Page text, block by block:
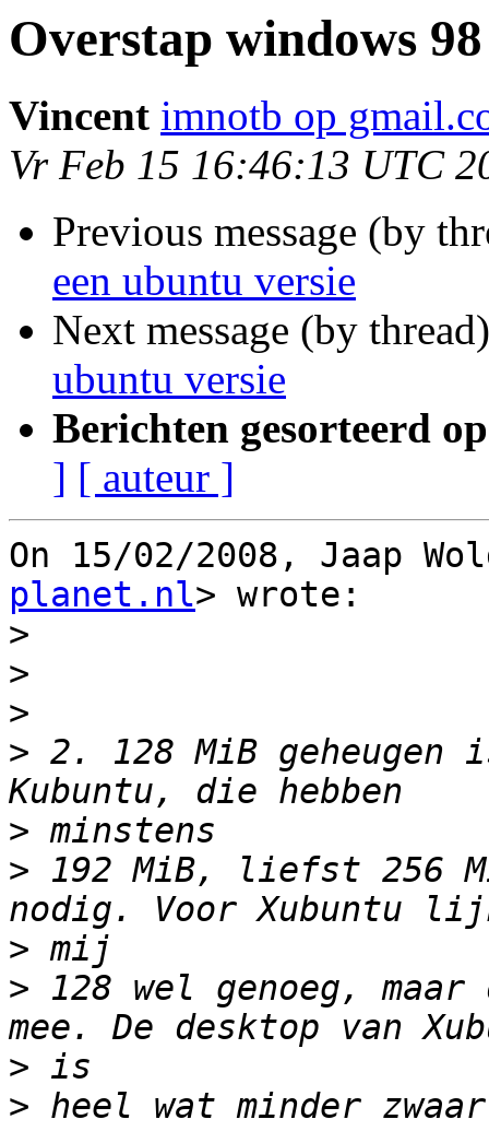
Overstap windows
Vincent imnotb op
Vr Feb 15 16:46:13 UTC
Previous message (by
een ubuntu versie
Next message (by
ubuntu versie
Berichten gesorteerd
] [ auteur ]
On 15/02/2008, Jaap
planet.nl> wrote:
>
>
>
> 2. 128 MiB
>
> 192 MiB, liefst 256
>
> 128 wel genoeg,
>
>